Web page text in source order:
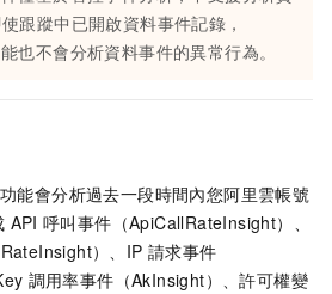
跟蹤中已開啟資料事件記錄，
也不會分析資料事件的異常行為。
功能會分析過去一段時間內您阿里雲帳號
API 呼叫事件（ApiCallRateInsight）、
）、IP 請求事件
調用率事件（AkInsight）、許可權變